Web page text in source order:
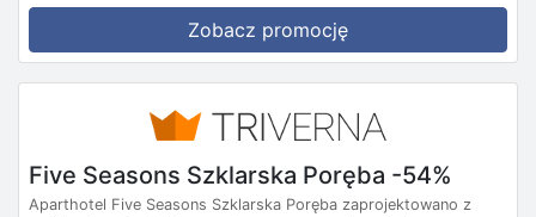
Zobacz promocję
Five Seasons Szklarska Poręba -54%
Aparthotel Five Seasons Szklarska Poręba zaprojektowano z